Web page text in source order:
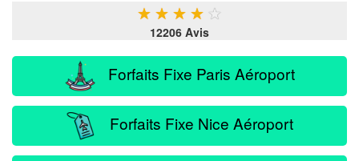
★ ★ ★ ★ ★
12206 Avis
Forfaits Fixe Paris Aéroport
Forfaits Fixe Nice Aéroport